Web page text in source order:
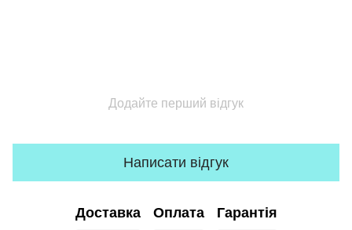
Додайте перший відгук
Написати відгук
Доставка Оплата Гарантія